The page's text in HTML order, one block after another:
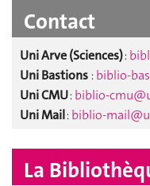
Contact
Uni Arve (Sciences):
Uni Bastions:biblio-
Uni CMU:biblio-
Uni Mail:biblio-
La